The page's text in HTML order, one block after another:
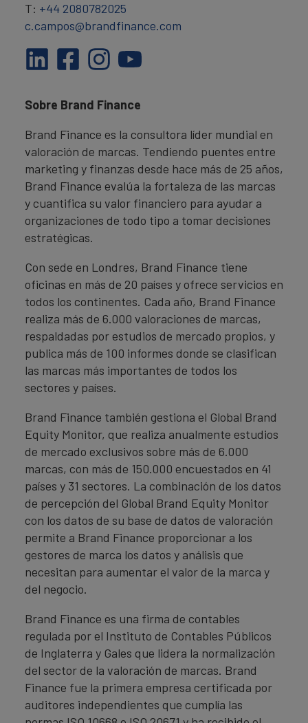
T: +44 2080782025
c.campos@brandfinance.com
Sobre Brand Finance
Brand Finance es la consultora líder mundial en
valoración de marcas. Tendiendo puentes entre
marketing y finanzas desde hace más de 25 años,
Brand Finance evalúa la fortaleza de las marcas
y cuantifica su valor financiero para ayudar a
organizaciones de todo tipo a tomar decisiones
estratégicas.
Con sede en Londres, Brand Finance tiene
oficinas en más de 20 países y ofrece servicios en
todos los continentes. Cada año, Brand Finance
realiza más de 6.000 valoraciones de marcas,
respaldadas por estudios de mercado propios, y
publica más de 100 informes donde se clasifican
las marcas más importantes de todos los
sectores y países.
Brand Finance también gestiona el Global Brand
Equity Monitor, que realiza anualmente estudios
de mercado exclusivos sobre más de 6.000
marcas, con más de 150.000 encuestados en 41
países y 31 sectores. La combinación de los datos
de percepción del Global Brand Equity Monitor
con los datos de su base de datos de valoración
permite a Brand Finance proporcionar a los
gestores de marca los datos y análisis que
necesitan para aumentar el valor de la marca y
del negocio.
Brand Finance es una firma de contables
regulada por el Instituto de Contables Públicos
de Inglaterra y Gales que lidera la normalización
del sector de la valoración de marcas. Brand
Finance fue la primera empresa certificada por
auditores independientes que cumplía las